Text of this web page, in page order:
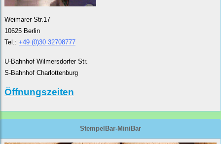
Weimarer Str.17
10625 Berlin
Tel.: +49 (0)30 32708777
U-Bahnhof Wilmersdorfer Str.
S-Bahnhof Charlottenburg
Öffnungszeiten
StempelBar-MiniBar